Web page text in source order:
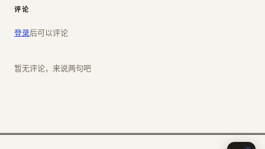
评论
登录后可以评论
暂无评论，来说两句吧